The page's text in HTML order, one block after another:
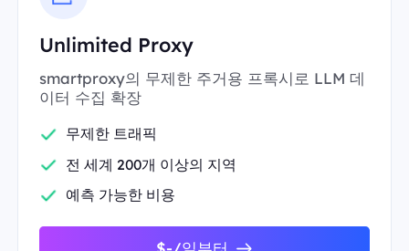
Unlimited Proxy
smartproxy의 무제한 주거용 프록시로 LLM 데
이터 수집 확장
무제한 트래픽
전 세계 200개 이상의 지역
예측 가능한 비용